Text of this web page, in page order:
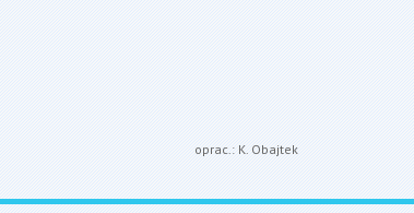
oprac.: K. Obajtek